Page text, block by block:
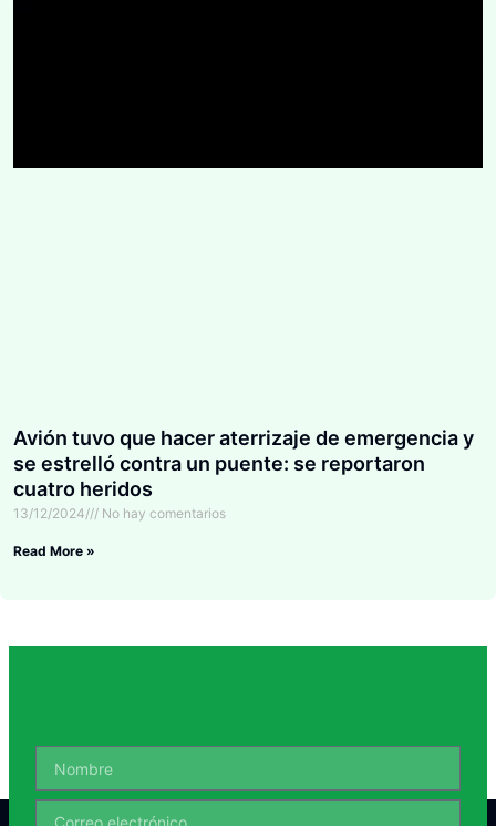
Avión tuvo que hacer aterrizaje de emergencia y
se estrelló contra un puente: se reportaron
cuatro heridos
13/12/2024 No hay comentarios
Read More »